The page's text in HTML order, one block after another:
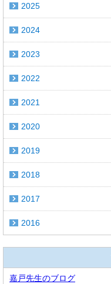
2025
2024
2023
2022
2021
2020
2019
2018
2017
2016
嘉戸先生のブログ